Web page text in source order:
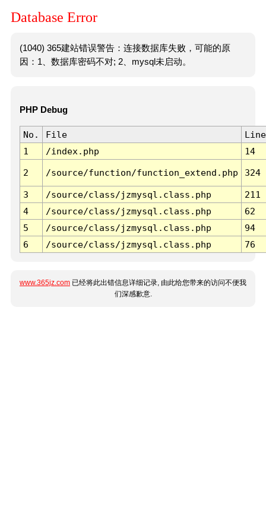
Database Error
(1040) 365建站错误警告：连接数据库失败，可能的原
因：1、数据库密码不对; 2、mysql未启动。
PHP Debug
No. File
Line
1
/index.php 14
2 /source/function/function_extend.php 324
3 /source/class/jzmysql.class.php
211
4
/source/class/jzmysql.class.php
62
5
/source/class/jzmysql.class.php
94
6
/source/class/jzmysql.class.php 76
www.365jz.com 已经将此出错信息详细记录, 由此给您带来的访问不便我
们深感歉意.